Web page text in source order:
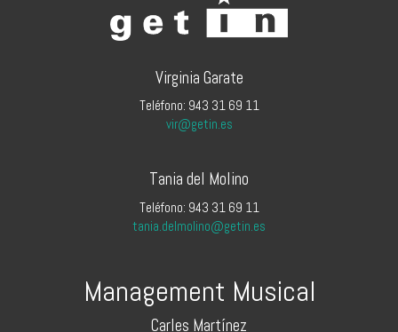
Virginia Garate
Teléfono: 943 31 69 11
vir@getin.es
Tania del Molino
Teléfono: 943 31 69 11
tania.delmolino@getin.es
Management Musical
Carles Martínez